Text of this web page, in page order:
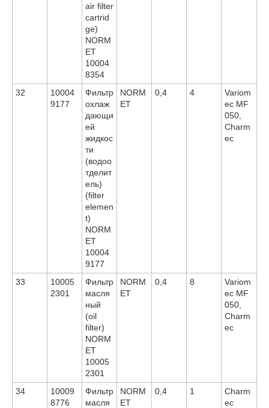
air filter
cartrid
ge)
NORM
ET
10004
8354
32
10004
9177
Фильтр
охлаж
дающи
ей
жидкос
ти
(водоо
тделит
ель)
(filter
elemen
t)
NORM
ET
10004
9177
NORM
ET
0,4 4
Variom
ec MF
050,
Charm
ec
33
10005
2301
Фильтр
масля
ный
(oil
filter)
NORM
ET
10005
2301
NORM
ET
0,4 8
Variom
ec MF
050,
Charm
ec
34
10009
8776
Фильтр
масля
NORM
ET
0,4 1
Charm
ec